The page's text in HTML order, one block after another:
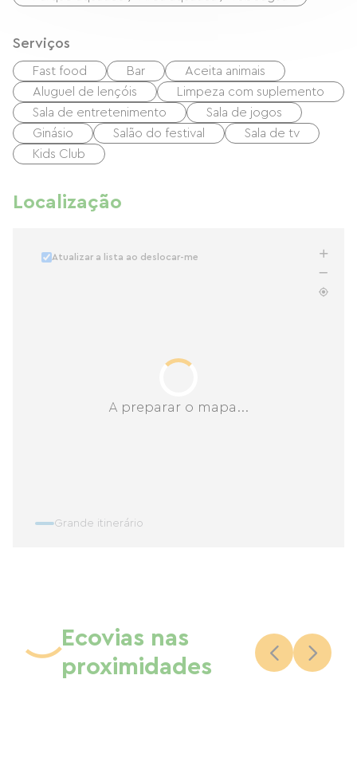
Serviços
Fast food Bar
Aceita animais
Aluguel de lençóis
Limpeza com suplemento
Sala de entretenimento
Sala de jogos
Ginásio
Salão do festival
Sala de tv
Kids Club
Localização
A preparar o mapa...
Atualizar a lista ao deslocar-me
Grande itinerário
Ecovias nas
proximidades